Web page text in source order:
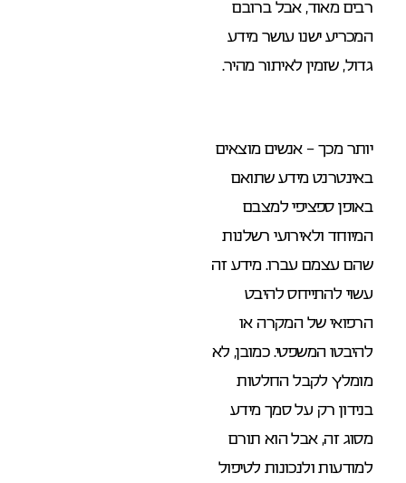
רבים מאוד, אבל ברובם
המכריע ישנו עושר מידע
גדול, שזמין לאיתור מהיר.
יותר מכך – אנשים מוצאים
באינטרנט מידע שתואם
באופן ספציפי למצבם
המיוחד ולאירועי רשלנות
שהם עצמם עברו. מידע זה
עשוי להתייחס להיבט
הרפואי של המקרה או
להיבטו המשפטי. כמובן, לא
מומלץ לקבל החלטות
בנידון רק על סמך מידע
מסוג זה, אבל הוא תורם
למודעות ולנכונות לטיפול